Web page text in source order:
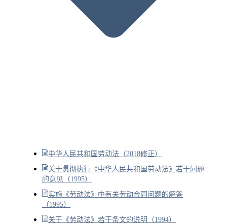
中华人民共和国劳动法（2018修正）
关于贯彻执行《中华人民共和国劳动法》若干问题
的意见（1995）
实施《劳动法》中有关劳动合同问题的解答
（1995）
关于《劳动法》若干条文的说明（1994）